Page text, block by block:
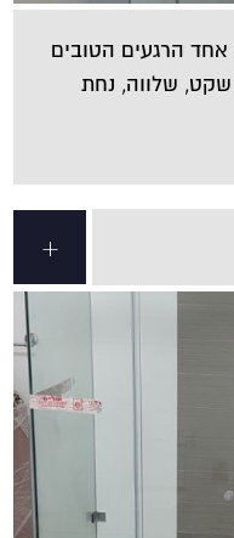
הרגעים הטובים
שקט, שלווה, נחת
+